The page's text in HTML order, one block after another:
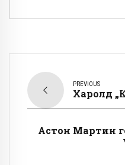
PREVIOUS
Харолд
Астон Мартин